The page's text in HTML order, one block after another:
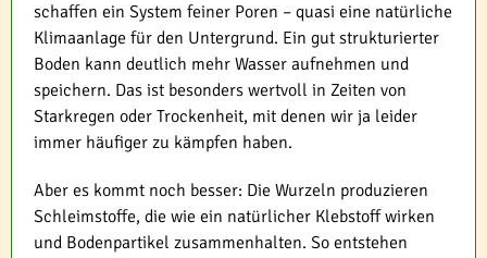
schaffen ein System feiner Poren – quasi eine natürliche
Klimaanlage für den Untergrund. Ein gut strukturierter
Boden kann deutlich mehr Wasser aufnehmen und
speichern. Das ist besonders wertvoll in Zeiten von
Starkregen oder Trockenheit, mit denen wir ja leider
immer häufiger zu kämpfen haben.
Aber es kommt noch besser: Die Wurzeln produzieren
Schleimstoffe, die wie ein natürlicher Klebstoff wirken
und Bodenpartikel zusammenhalten. So entstehen